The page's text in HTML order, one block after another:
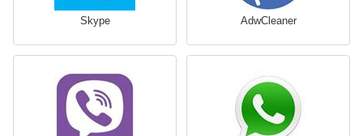
Skype AdwCleaner